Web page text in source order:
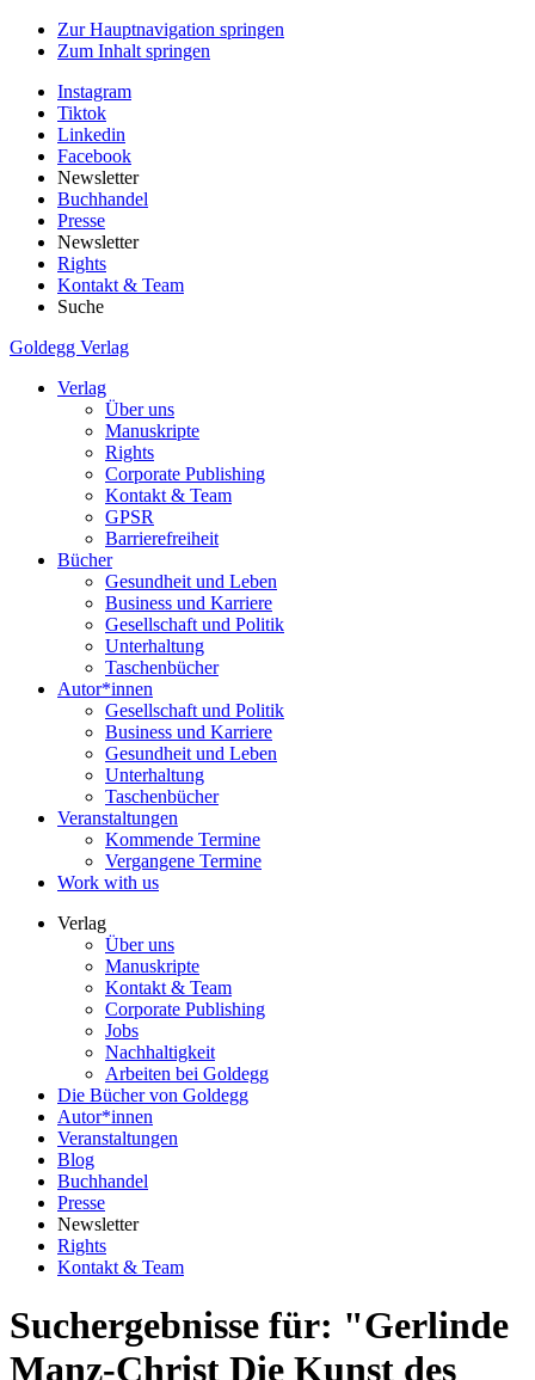
Zur Hauptnavigation springen
Zum Inhalt springen
Instagram
Tiktok
Linkedin
Facebook
Newsletter
Buchhandel
Presse
Newsletter
Rights
Kontakt & Team
Suche
Goldegg Verlag
Verlag
Über uns
Manuskripte
Rights
Corporate Publishing
Kontakt & Team
GPSR
Barrierefreiheit
Bücher
Gesundheit und Leben
Business und Karriere
Gesellschaft und Politik
Unterhaltung
Taschenbücher
Autor*innen
Gesellschaft und Politik
Business und Karriere
Gesundheit und Leben
Unterhaltung
Taschenbücher
Veranstaltungen
Kommende Termine
Vergangene Termine
Work with us
Verlag
Über uns
Manuskripte
Kontakt & Team
Corporate Publishing
Jobs
Nachhaltigkeit
Arbeiten bei Goldegg
Die Bücher von Goldegg
Autor*innen
Veranstaltungen
Blog
Buchhandel
Presse
Newsletter
Rights
Kontakt & Team
Suchergebnisse für: "Gerlinde
Manz-Christ Die Kunst des